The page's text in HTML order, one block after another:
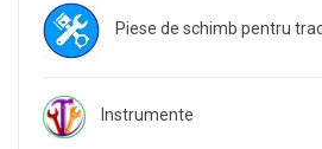
Piese de schimb pentru
Instrumente